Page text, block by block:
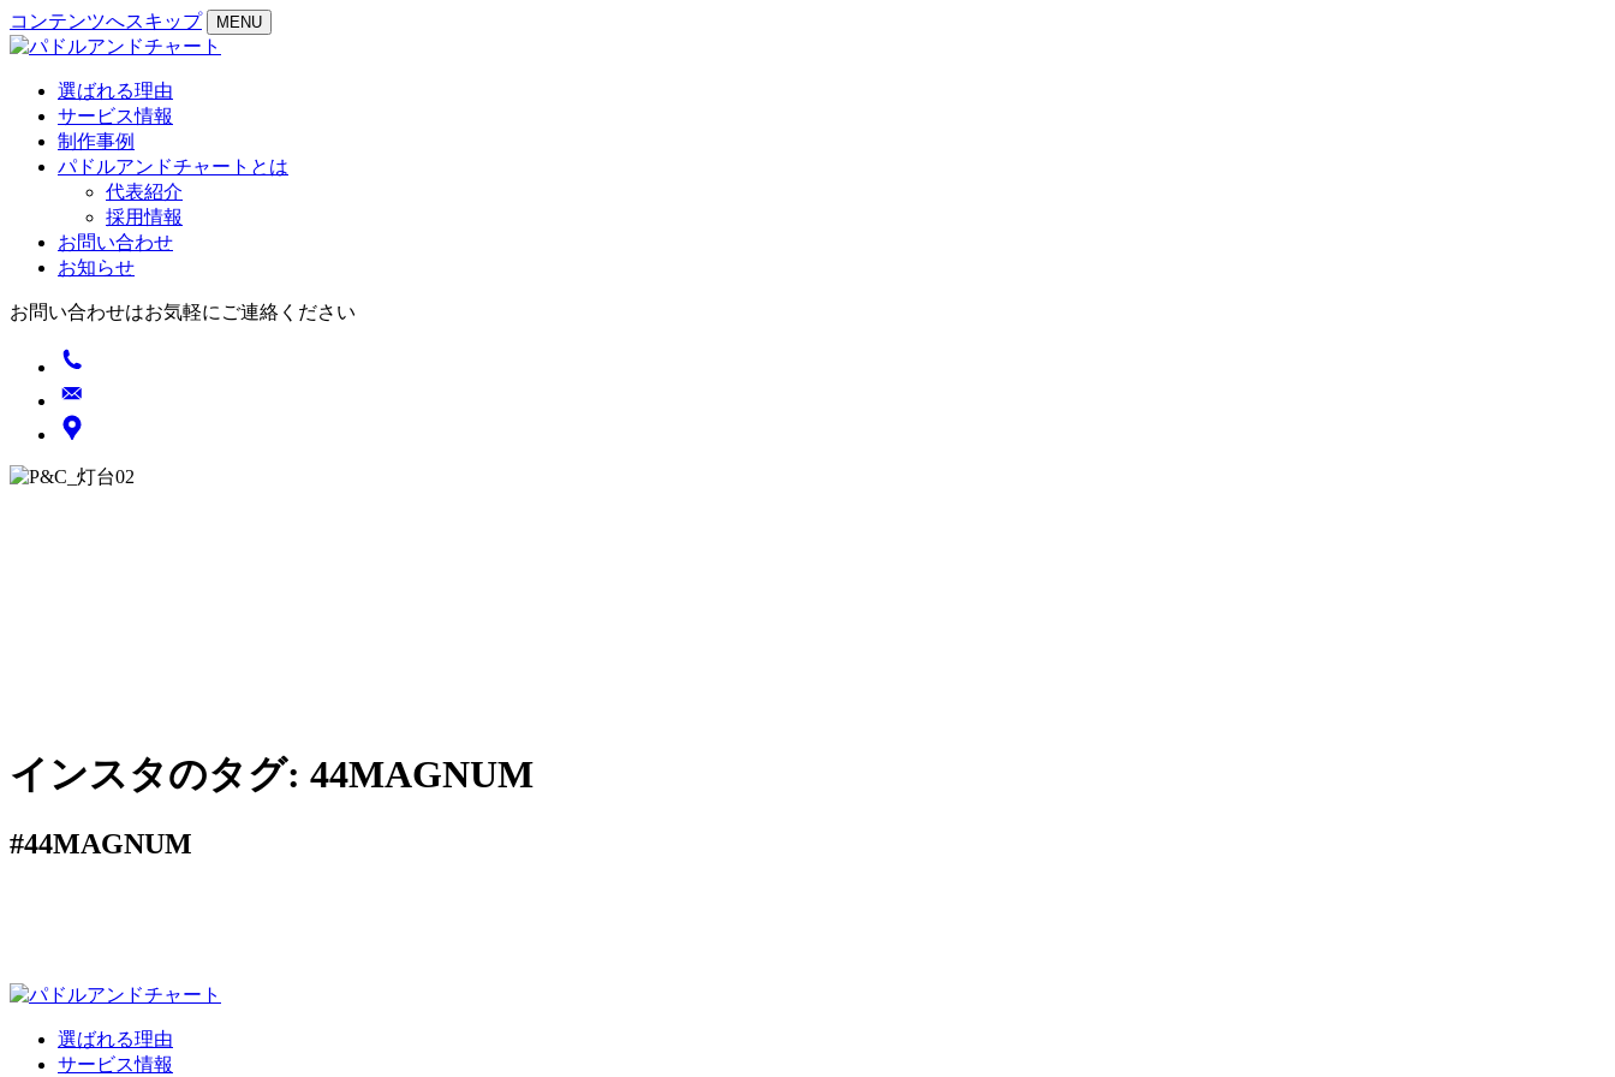
コンテンツへスキップ MENU
選ばれる理由
サービス情報
制作事例
パドルアンドチャートとは
代表紹介
採用情報
お問い合わせ
お知らせ
お問い合わせはお気軽にご連絡ください
インスタのタグ: 44MAGNUM
#44MAGNUM
選ばれる理由
サービス情報